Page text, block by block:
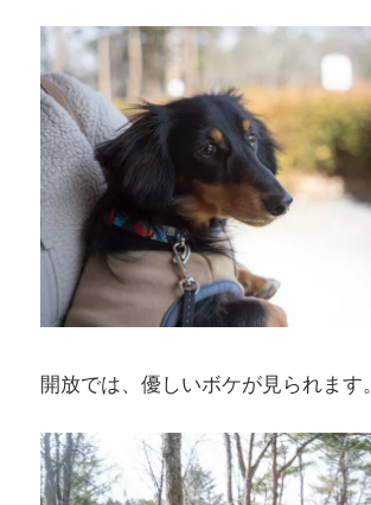
開放では、優しいボケが見られます。